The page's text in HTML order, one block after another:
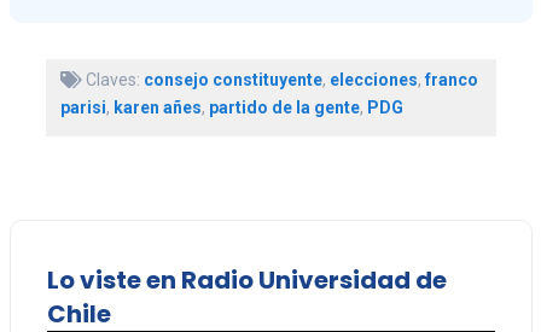
Claves: consejo constituyente, elecciones,franco
parisi, karen añes, partido de la gente, PDG
Lo viste en Radio Universidad de
Chile